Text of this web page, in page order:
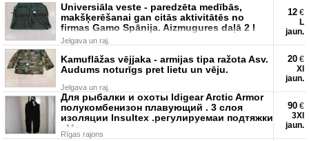
Universiāla veste - paredzēta medībās,
makšķerēšanai gan citās aktivitātēs no
firmas Gamo Spānija. Aizmugures daļā 2 l
Jelgava un raj.
12 €
L
jaun.
Kamuflāžas vējjaka - armijas tipa ražota Asv.
Audums noturīgs pret lietu un vēju.
Jelgava un raj.
20 €
Xl
jaun.
Для рыбалки и охоты Idigear Arctic Armor
полукомбенизон плавующий . 3 слоя
изоляции Insultex .регулируемаи подтяжки
. Мо
Rīgas rajons
90 €
3Xl
jaun.